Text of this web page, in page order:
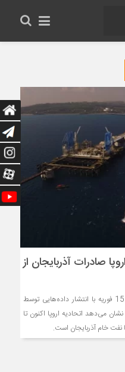
صادرات آذربایجان از
خبر از سرگیری صادرات نفت از جیهان در 15 فوریه با انتشار داده‌هایی توسط
می‌دهد اتحادیه اروپا اکنون تا
نفت خام آذربایجان است.